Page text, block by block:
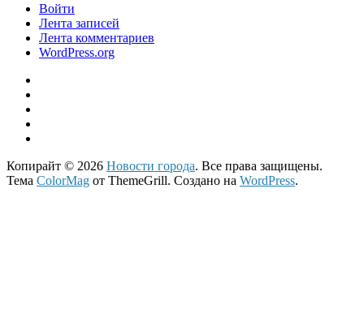
Войти
Лента записей
Лента комментариев
WordPress.org
Копирайт © 2026 Новости города. Все права защищены.
Тема ColorMag от ThemeGrill. Создано на WordPress.